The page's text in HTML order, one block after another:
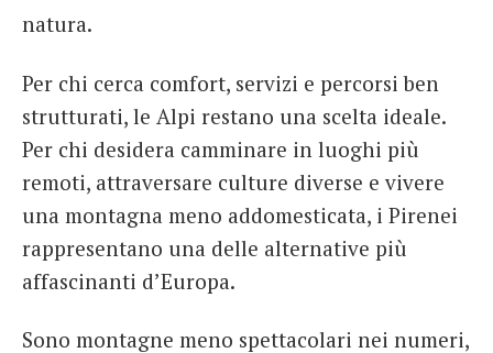
natura.
Per chi cerca comfort, servizi e percorsi ben
strutturati, le Alpi restano una scelta ideale.
Per chi desidera camminare in luoghi più
remoti, attraversare culture diverse e vivere
una montagna meno addomesticata, i Pirenei
rappresentano una delle alternative più
affascinanti d’Europa.
Sono montagne meno spettacolari nei numeri,